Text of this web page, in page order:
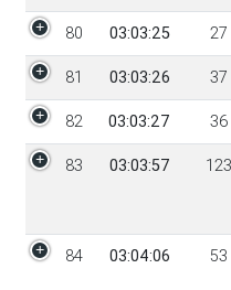
80 03:03:25 27
81 03:03:26 37
82 03:03:27 36
83 03:03:57 123
84 03:04:06 53